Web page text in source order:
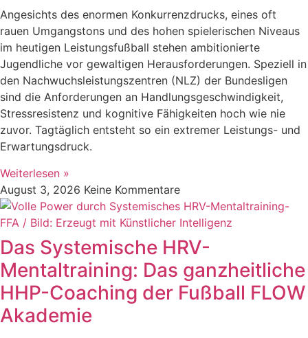
Angesichts des enormen Konkurrenzdrucks, eines oft
rauen Umgangstons und des hohen spielerischen Niveaus
im heutigen Leistungsfußball stehen ambitionierte
Jugendliche vor gewaltigen Herausforderungen. Speziell in
den Nachwuchsleistungszentren (NLZ) der Bundesligen
sind die Anforderungen an Handlungsgeschwindigkeit,
Stressresistenz und kognitive Fähigkeiten hoch wie nie
zuvor. Tagtäglich entsteht so ein extremer Leistungs- und
Erwartungsdruck.
Weiterlesen »
August 3, 2026 Keine Kommentare
Das Systemische HRV-
Mentaltraining: Das ganzheitliche
HHP-Coaching der Fußball FLOW
Akademie